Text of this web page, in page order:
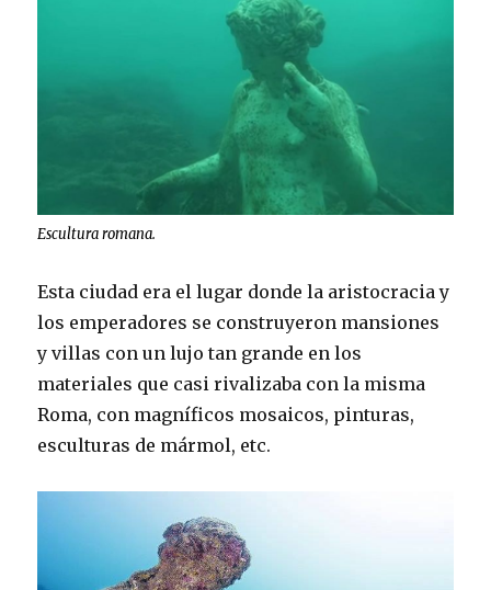
Escultura romana.
Esta ciudad era el lugar donde la aristocracia y
los emperadores se construyeron mansiones
y villas con un lujo tan grande en los
materiales que casi rivalizaba con la misma
Roma, con magníficos mosaicos, pinturas,
esculturas de mármol, etc.